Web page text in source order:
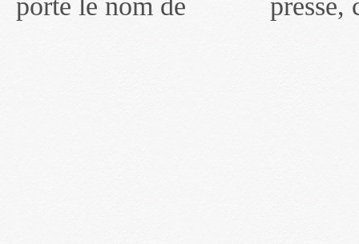
porté le nom de
presse, communiqués